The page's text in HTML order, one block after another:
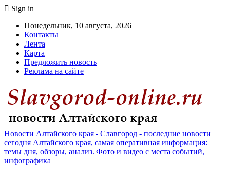
Sign in
Понедельник, 10 августа, 2026
Контакты
Лента
Карта
Предложить новость
Реклама на сайте
Новости Алтайского края - Славгород - последние новости
сегодня Алтайского края, самая оперативная информация:
темы дня, обзоры, анализ. Фото и видео с места событий,
инфографика